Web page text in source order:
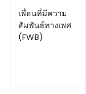
เพื่อนที่มีความ
สัมพันธ์ทางเพศ
(FWB)